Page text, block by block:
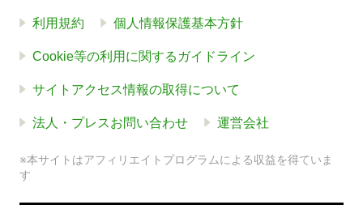
利用規約 個人情報保護基本方針
Cookie等の利用に関するガイドライン
サイトアクセス情報の取得について
法人・プレスお問い合わせ 運営会社
※本サイトはアフィリエイトプログラムによる収益を得ていま
す